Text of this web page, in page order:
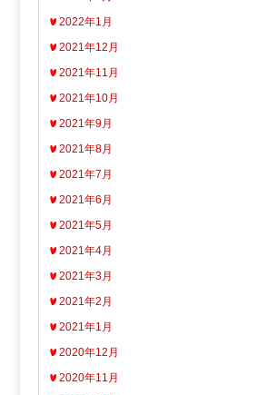
2022年1月
2021年12月
2021年11月
2021年10月
2021年9月
2021年8月
2021年7月
2021年6月
2021年5月
2021年4月
2021年3月
2021年2月
2021年1月
2020年12月
2020年11月